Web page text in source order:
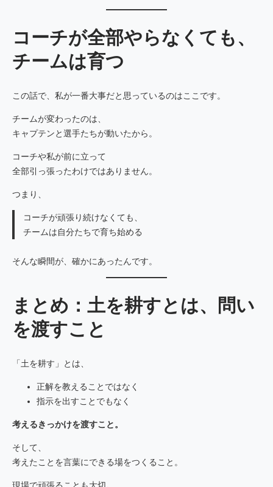
コーチが全部やらなくても、
チームは育つ
この話で、私が一番大事だと思っているのはここです。
チームが変わったのは、
キャプテンと選手たちが動いたから。
コーチや私が前に立って
全部引っ張ったわけではありません。
つまり、
コーチが頑張り続けなくても、
チームは自分たちで育ち始める
そんな瞬間が、確かにあったんです。
まとめ：土を耕すとは、問い
を渡すこと
「土を耕す」とは、
正解を教えることではなく
指示を出すことでもなく
考えるきっかけを渡すこと。
そして、
考えたことを言葉にできる場をつくること。